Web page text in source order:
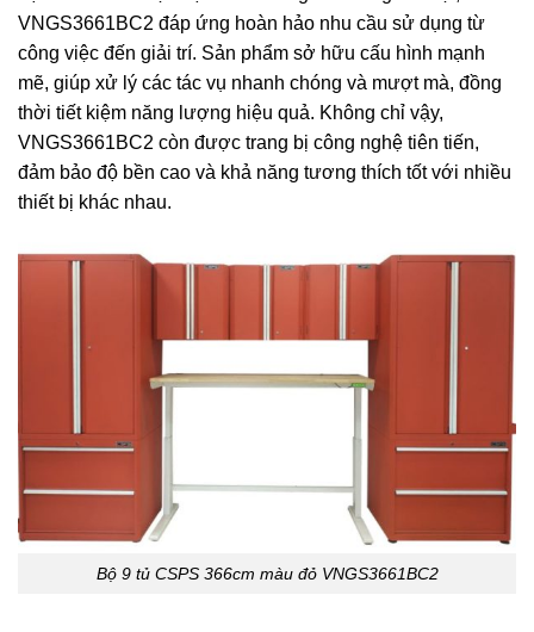
VNGS3661BC2 đáp ứng hoàn hảo nhu cầu sử dụng từ
công việc đến giải trí. Sản phẩm sở hữu cấu hình mạnh
mẽ, giúp xử lý các tác vụ nhanh chóng và mượt mà, đồng
thời tiết kiệm năng lượng hiệu quả. Không chỉ vậy,
VNGS3661BC2 còn được trang bị công nghệ tiên tiến,
đảm bảo độ bền cao và khả năng tương thích tốt với nhiều
thiết bị khác nhau.
Bộ 9 tủ CSPS 366cm màu đỏ VNGS3661BC2